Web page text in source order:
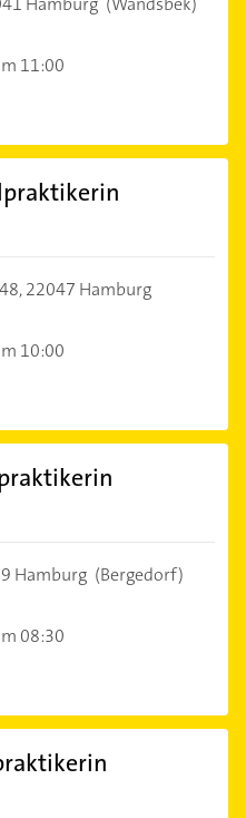
11:00
22047 Hamburg
10:00
Hamburg (Bergedorf)
08:30